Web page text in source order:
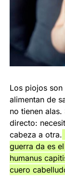
Los piojos
alimentan de
no tienen
directo:
cabeza a otra.
guerra da es
humanus
cuero